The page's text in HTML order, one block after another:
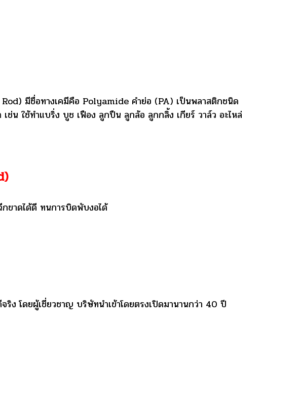
มีชื่อทางเคมีคือ Polyamide คำย่อ (PA) เป็นพลาสติกชนิด
ช่น ใช้ทำแบริ่ง บูช เฟือง ลูกปืน ลูกล้อ ลูกกลิ้ง เกียร์ วาล์ว อะไหล่
ขาดได้ดี ทนการบิดพับงอได้
โดยผู้เชี่ยวชาญ บริษัทนำเข้าโดยตรงเปิดมานานกว่า 40 ปี